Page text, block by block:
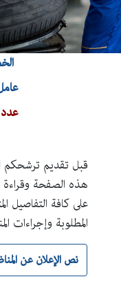
قبل تقديم ترشحكم
هذه الصفحة وقراءة
على كافة التفاصيل
المطلوبة وإجراءات
نص الإعلان عن